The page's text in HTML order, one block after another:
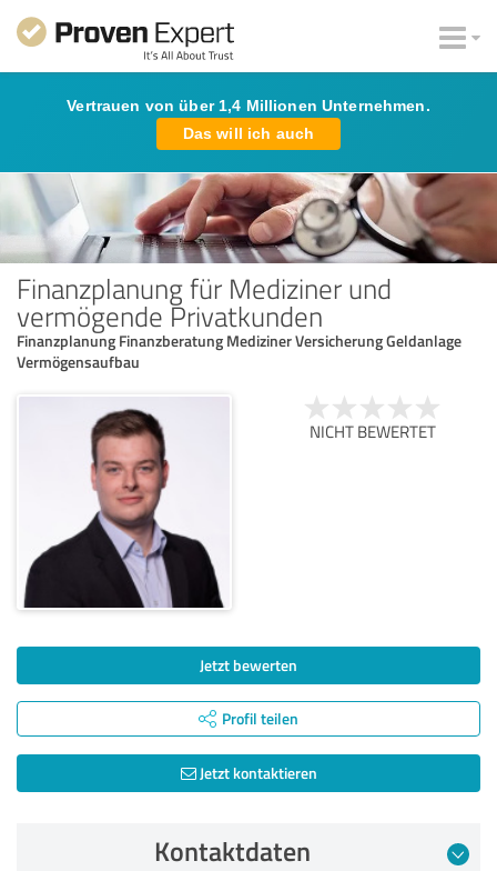
Vertrauen von über 1,4 Millionen Unternehmen.
Das will ich auch
Finanzplanung für Mediziner und
vermögende Privatkunden
Finanzplanung Finanzberatung Mediziner Versicherung Geldanlage
Vermögensaufbau
NICHT BEWERTET
Jetzt bewerten
Profil teilen
Jetzt kontaktieren
Kontaktdaten